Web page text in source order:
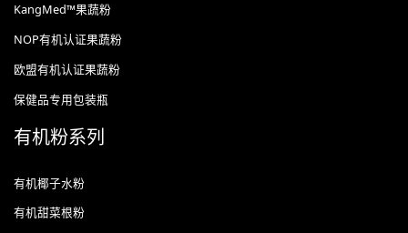
KangMed™果蔬粉
NOP有机认证果蔬粉
欧盟有机认证果蔬粉
保健品专用包装瓶
有机粉系列
有机椰子水粉
有机甜菜根粉